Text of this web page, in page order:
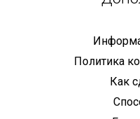
Политика
Как